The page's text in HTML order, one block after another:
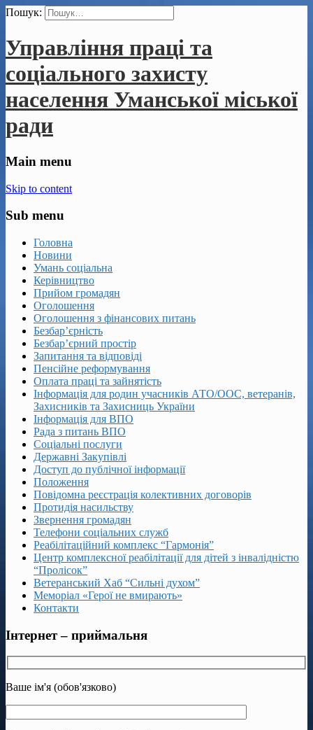
Пошук:
Управління праці та
соціального захисту
населення Уманської міської
ради
Main menu
Skip to content
Sub menu
Головна
Новини
Умань соціальна
Керівництво
Прийом громадян
Оголошення
Оголошення з фінансових питань
Безбар’єрність
Безбар’єрний простір
Запитання та відповіді
Пенсійне реформування
Оплата праці та зайнятість
Інформація для родин учасників АТО/ООС, ветеранів,
Захисників та Захисниць України
Інформація для ВПО
Рада з питань ВПО
Соціальні послуги
Державні Закупівлі
Доступ до публічної інформації
Положення
Повідомна реєстрація колективних договорів
Протидія насильству
Звернення громадян
Телефони соціальних служб
Реабілітаційний комплекс “Гармонія”
Центр комплексної реабілітації для дітей з інвалідністю
“Пролісок”
Ветеранський Хаб “Сильні духом”
Меморіал «Герої не вмирають»
Контакти
Інтернет – приймальня
Ваше ім'я (обов'язково)